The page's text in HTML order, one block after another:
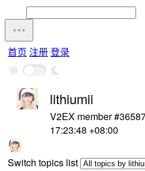
首页 注册登录
lithiumii
V2EX member
17:23:48 +08:00
Switch topics list